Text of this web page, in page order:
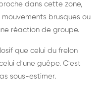
dans cette zone,
brusques ou
réaction de groupe.
que celui du frelon
d'une guêpe. C'est
sous-estimer.